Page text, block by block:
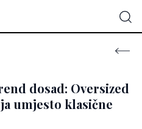
dosad: Oversized
umjesto klasične